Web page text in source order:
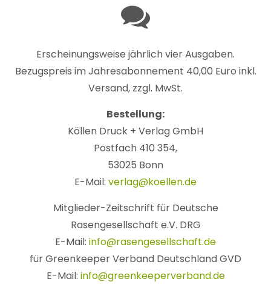
Erscheinungsweise jährlich vier Ausgaben.
Bezugspreis im Jahresabonnement 40,00 Euro inkl.
Versand, zzgl. MwSt.
Bestellung:
Köllen Druck + Verlag GmbH
Postfach 410 354,
53025 Bonn
E-Mail: verlag@koellen.de
Mitglieder-Zeitschrift für Deutsche
Rasengesellschaft e.V. DRG
E-Mail: info@rasengesellschaft.de
für Greenkeeper Verband Deutschland GVD
E-Mail: info@greenkeeperverband.de